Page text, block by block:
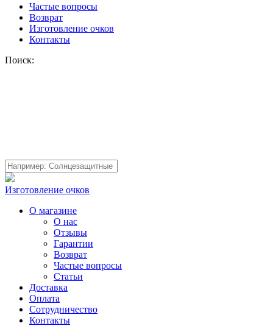
Частые вопросы
Возврат
Изготовление очков
Контакты
Поиск:
Изготовление очков
О магазине
О нас
Отзывы
Гарантии
Возврат
Частые вопросы
Статьи
Доставка
Оплата
Сотрудничество
Контакты